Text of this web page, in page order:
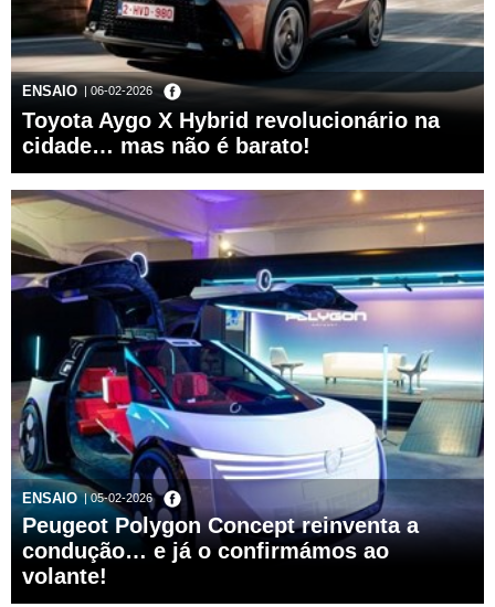
ENSAIO | 06-02-2026
Toyota Aygo X Hybrid revolucionário na
cidade… mas não é barato!
ENSAIO | 05-02-2026
Peugeot Polygon Concept reinventa a
condução… e já o confirmámos ao
volante!